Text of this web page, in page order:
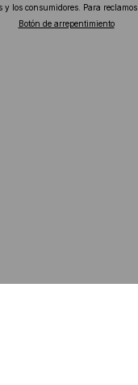
y los consumidores. Para reclamos
Botón de arrepentimiento